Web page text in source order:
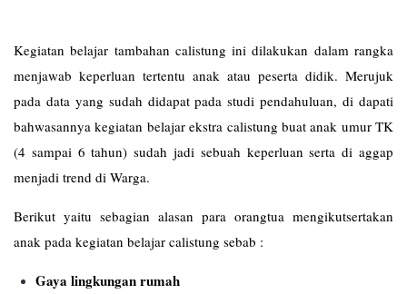
Kegiatan belajar tambahan calistung ini dilakukan dalam rangka
menjawab keperluan tertentu anak atau peserta didik. Merujuk
pada data yang sudah didapat pada studi pendahuluan, di dapati
bahwasannya kegiatan belajar ekstra calistung buat anak umur TK
(4 sampai 6 tahun) sudah jadi sebuah keperluan serta di aggap
menjadi trend di Warga.
Berikut yaitu sebagian alasan para orangtua mengikutsertakan
anak pada kegiatan belajar calistung sebab :
Gaya lingkungan rumah